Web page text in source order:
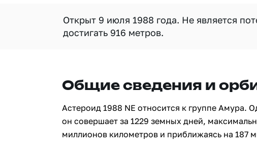
Открыт 9 июля 1988 года. Не является
достигать 916 метров.
Общие сведения и
Астероид 1988 NE относится к группе Амура.
он совершает за 1229 земных дней,
миллионов километров и приближаясь на 187